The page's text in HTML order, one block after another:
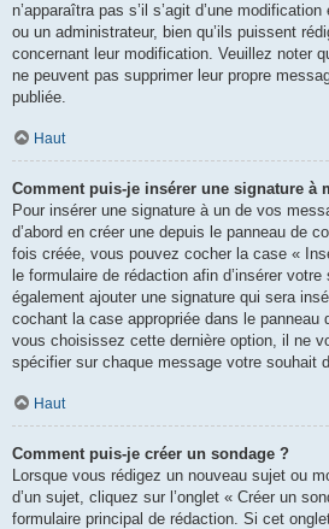
n’apparaîtra pas s’il s’agit d’une
ou un administrateur, bien qu’ils puissent
concernant leur modification. Veuillez noter
ne peuvent pas supprimer leur propre
publiée.
Haut
Comment puis-je insérer une signature à
Pour insérer une signature à un de vos
d’abord en créer une depuis le panneau de
fois créée, vous pouvez cocher la case «
le formulaire de rédaction afin d’insérer
également ajouter une signature qui sera
cochant la case appropriée dans le panneau
vous choisissez cette dernière option, il ne
spécifier sur chaque message votre souhait
Haut
Comment puis-je créer un sondage ?
Lorsque vous rédigez un nouveau sujet ou
d’un sujet, cliquez sur l’onglet « Créer un
formulaire principal de rédaction. Si cet